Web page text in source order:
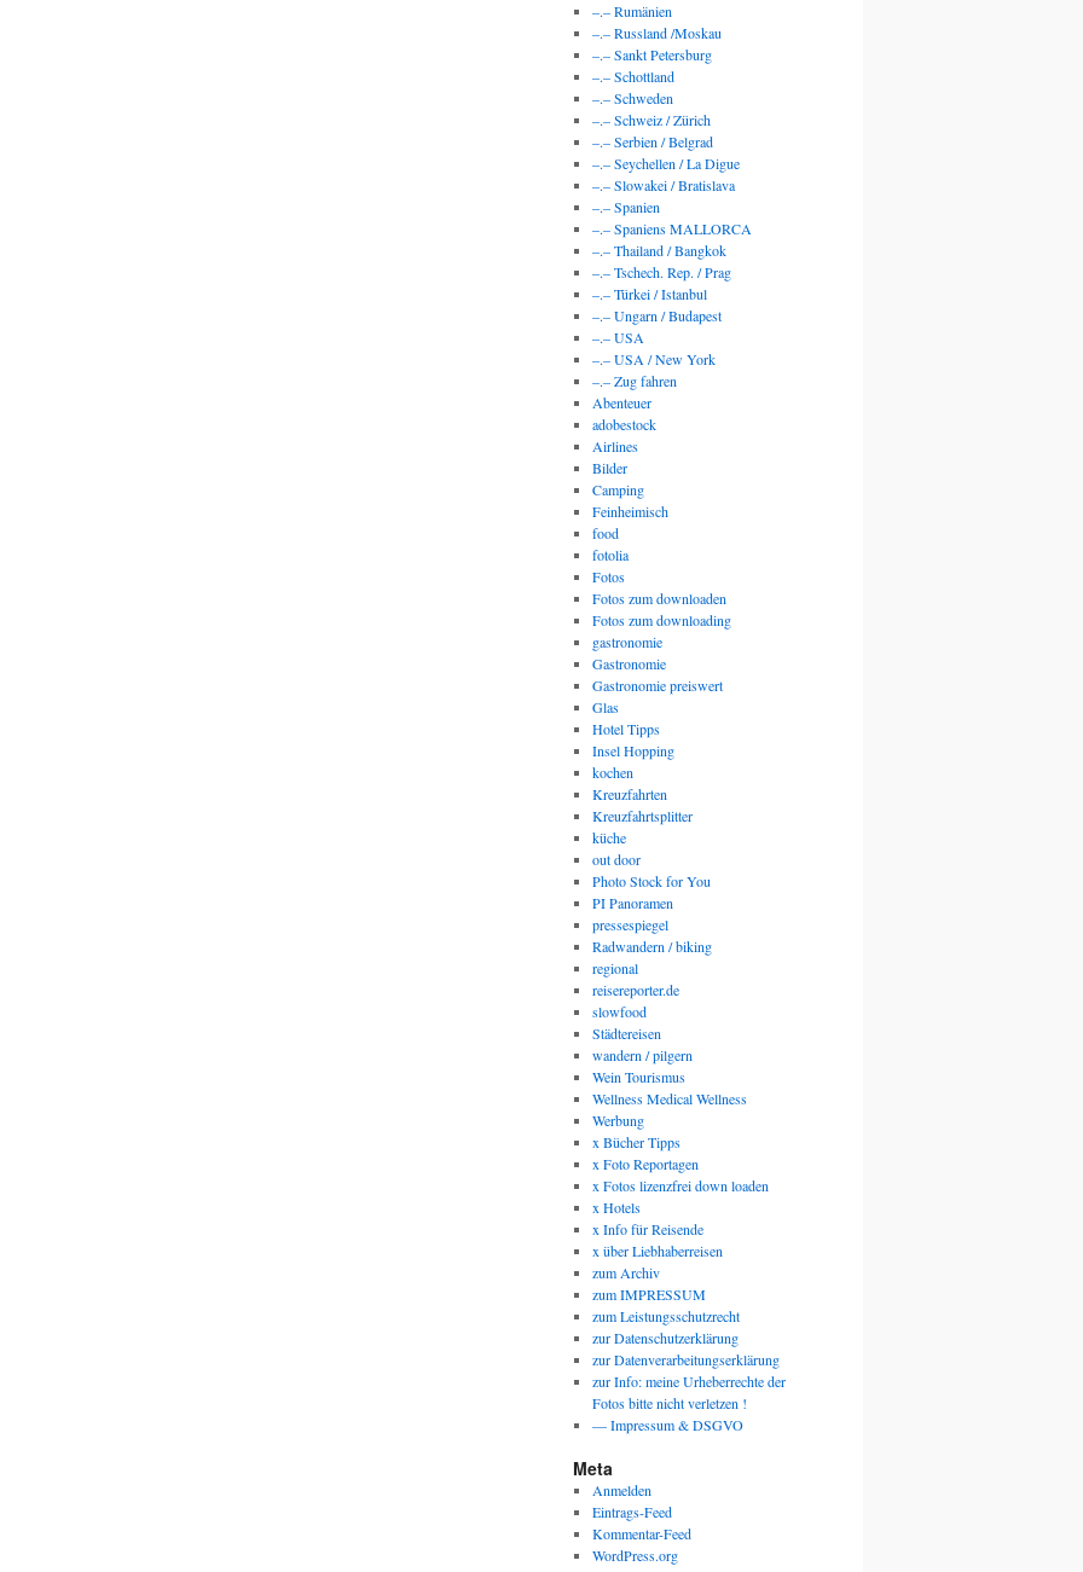
–.– Rumänien
–.– Russland /Moskau
–.– Sankt Petersburg
–.– Schottland
–.– Schweden
–.– Schweiz / Zürich
–.– Serbien / Belgrad
–.– Seychellen / La Digue
–.– Slowakei / Bratislava
–.– Spanien
–.– Spaniens MALLORCA
–.– Thailand / Bangkok
–.– Tschech. Rep. / Prag
–.– Türkei / Istanbul
–.– Ungarn / Budapest
–.– USA
–.– USA / New York
–.– Zug fahren
Abenteuer
adobestock
Airlines
Bilder
Camping
Feinheimisch
food
fotolia
Fotos
Fotos zum downloaden
Fotos zum downloading
gastronomie
Gastronomie
Gastronomie preiswert
Glas
Hotel Tipps
Insel Hopping
kochen
Kreuzfahrten
Kreuzfahrtsplitter
küche
out door
Photo Stock for You
PI Panoramen
pressespiegel
Radwandern / biking
regional
reisereporter.de
slowfood
Städtereisen
wandern / pilgern
Wein Tourismus
Wellness Medical Wellness
Werbung
x Bücher Tipps
x Foto Reportagen
x Fotos lizenzfrei down loaden
x Hotels
x Info für Reisende
x über Liebhaberreisen
zum Archiv
zum IMPRESSUM
zum Leistungsschutzrecht
zur Datenschutzerklärung
zur Datenverarbeitungserklärung
zur Info: meine Urheberrechte der
Fotos bitte nicht verletzen !
— Impressum & DSGVO
Meta
Anmelden
Eintrags-Feed
Kommentar-Feed
WordPress.org